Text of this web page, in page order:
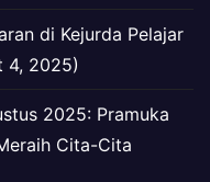
di Kejurda Pelajar
4, 2025)
2025: Pramuka
Cita-Cita